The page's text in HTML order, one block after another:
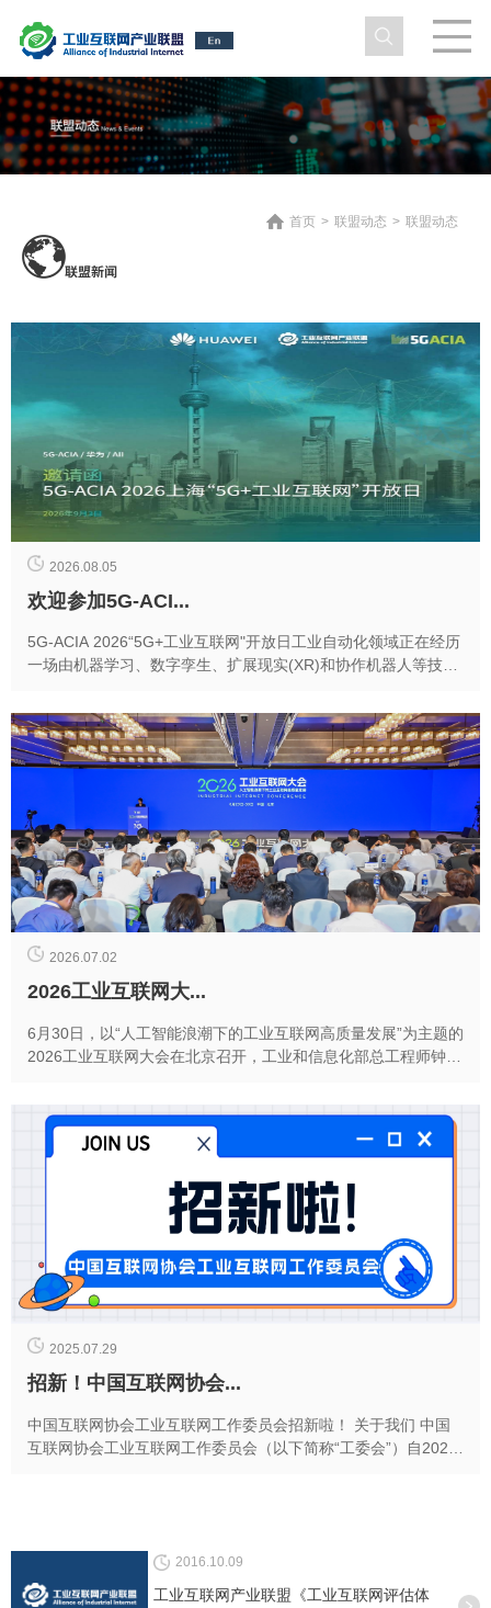
首页 > 联盟动态 > 联盟动态
2026.08.05
欢迎参加5G-ACI...
5G-ACIA 2026“5G+工业互联网"开放日工业自动化领域正在经历
一场由机器学习、数字孪生、扩展现实(XR)和协作机器人等技术
2026.07.02
2026工业互联网大...
6月30日，以“人工智能浪潮下的工业互联网高质量发展”为主题的
2026工业互联网大会在北京召开，工业和信息化部总工程师钟志
2025.07.29
招新！中国互联网协会...
中国互联网协会工业互联网工作委员会招新啦！ 关于我们 中国
互联网协会工业互联网工作委员会（以下简称“工委会”）自2021
2016.10.09
工业互联网产业联盟《工业互联网评估体